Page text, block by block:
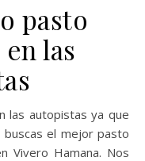
pasto
las
buscas el mejor pasto
Vivero Hamana. Nos